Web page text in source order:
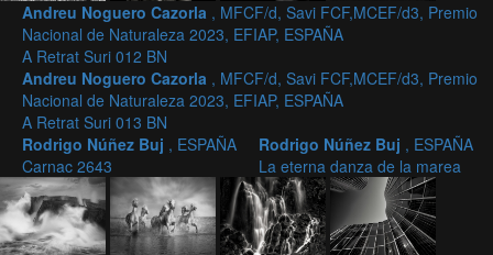
Andreu Noguero Cazorla , MFCF/d, Savi FCF,MCEF/d3, Premio
Nacional de Naturaleza 2023, EFIAP, ESPAÑA
A Retrat Suri 012 BN
Andreu Noguero Cazorla , MFCF/d, Savi FCF,MCEF/d3, Premio
Nacional de Naturaleza 2023, EFIAP, ESPAÑA
A Retrat Suri 013 BN
Rodrigo Núñez Buj , ESPAÑA
Carnac 2643
Rodrigo Núñez Buj , ESPAÑA
La eterna danza de la marea